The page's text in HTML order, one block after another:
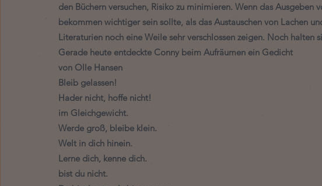
den Büchern versuchen, Risiko zu minimieren. Wenn das Ausgeben
bekommen wichtiger sein sollte, als das Austauschen von Lachen
Literaturien noch eine Weile sehr verschlossen zeigen. Noch halten
Gerade heute entdeckte Conny beim Aufräumen ein Gedicht
von Olle Hansen
Bleib gelassen!
Hader nicht, hoffe nicht!
im Gleichgewicht.
Werde groß, bleibe klein.
Welt in dich hinein.
Lerne dich, kenne dich.
bist du nicht.